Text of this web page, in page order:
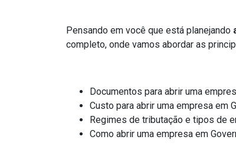
Pensando em você que está planejando
completo, onde vamos abordar as
Documentos para abrir uma
Custo para abrir uma empresa em
Regimes de tributação e tipos de
Como abrir uma empresa em